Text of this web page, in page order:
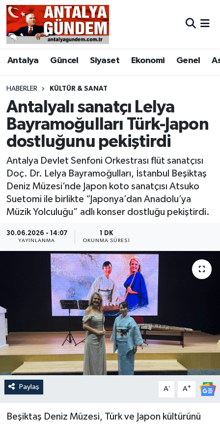
Antalya Güncel Siyaset Ekonomi Genel
HABERLER KÜLTÜR & SANAT
Antalyalı sanatçı Lelya
Bayramoğulları Türk-Japon
dostluğunu pekiştirdi
Antalya Devlet Senfoni Orkestrası flüt sanatçısı
Doç. Dr. Lelya Bayramoğulları, İstanbul Beşiktaş
Deniz Müzesi’nde Japon koto sanatçısı Atsuko
Suetomi ile birlikte “Japonya’dan Anadolu’ya
Müzik Yolculuğu” adlı konser dostluğu pekiştirdi.
30.06.2026 - 14:07
YAYINLANMA
1 DK
OKUNMA SÜRESI
Paylaş A- A+
Beşiktaş Deniz Müzesi, Türk ve Japon kültürünü
Antalya
Asayiş
Bilim & Teknoloji
Bölge
EĞİTİM
Ekonomi
Genel
Görüntülü Haber
Güncel
Kültür & Sanat
Magazin
Resmi İlan
Sağlık & Yaşam
Siyaset
Spor
Antalya Nöbetçi Eczaneler
Antalya Hava Durumu
Antalya Namaz Vakitleri
Antalya Trafik Yoğunluk Haritası
Süper Lig Puan Durumu ve Fikstür
Tüm Manşetler
Son Dakika Haberleri
Haber Arşivi